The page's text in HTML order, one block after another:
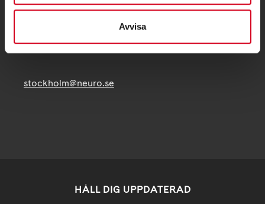
Avvisa
stockholm@neuro.se
HÅLL DIG UPPDATERAD